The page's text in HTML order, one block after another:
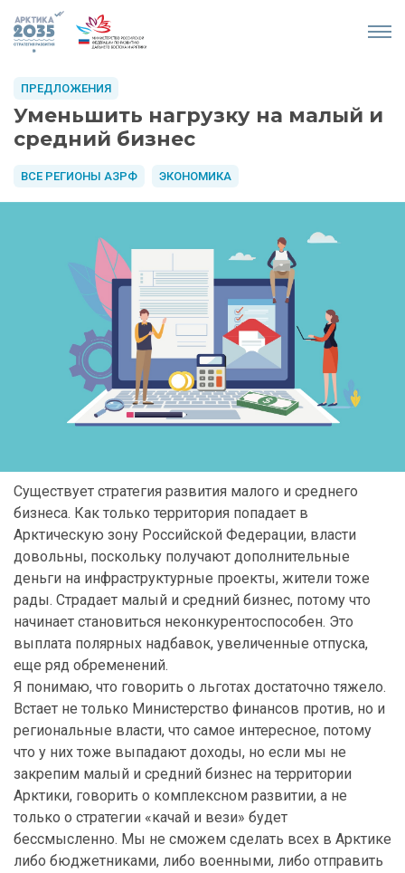
Уменьшить нагрузку на малый и
средний бизнес
ВСЕ РЕГИОНЫ АЗРФ ЭКОНОМИКА
ПРЕДЛОЖЕНИЯ
Существует стратегия развития малого и среднего
бизнеса. Как только территория попадает в
Арктическую зону Российской Федерации, власти
довольны, поскольку получают дополнительные
деньги на инфраструктурные проекты, жители тоже
рады. Страдает малый и средний бизнес, потому что
начинает становиться неконкурентоспособен. Это
выплата полярных надбавок, увеличенные отпуска,
еще ряд обременений.
Я понимаю, что говорить о льготах достаточно тяжело.
Встает не только Министерство финансов против, но и
региональные власти, что самое интересное, потому
что у них тоже выпадают доходы, но если мы не
закрепим малый и средний бизнес на территории
Арктики, говорить о комплексном развитии, а не
только о стратегии «качай и вези» будет
бессмысленно. Мы не сможем сделать всех в Арктике
либо бюджетниками, либо военными, либо отправить